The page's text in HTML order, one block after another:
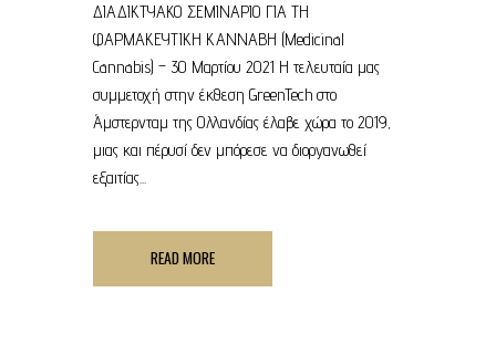
ΔΙΑΔΙΚΤΥΑΚΟ ΣΕΜΙΝΑΡΙΟ ΓΙΑ ΤΗ
ΦΑΡΜΑΚΕΥΤΙΚΗ ΚΑΝΝΑΒΗ (Medicinal
Cannabis) – 30 Μαρτίου 2021 Η τελευταία μας
συμμετοχή στην έκθεση GreenTech στο
Άμστερνταμ της Ολλανδίας έλαβε χώρα το 2019,
μιας και πέρυσί δεν μπόρεσε να διοργανωθεί
εξαιτίας...
READ MORE